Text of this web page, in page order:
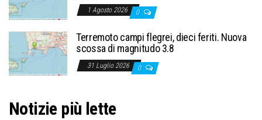
1 Agosto 2026 0
Terremoto campi flegrei, dieci feriti. Nuova
scossa di magnitudo 3.8
31 Luglio 2026 0
Notizie più lette